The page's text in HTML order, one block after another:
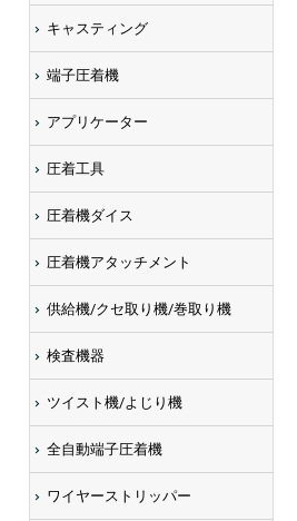
キャスティング
端子圧着機
アプリケーター
圧着工具
圧着機ダイス
圧着機アタッチメント
供給機/クセ取り機/巻取り機
検査機器
ツイスト機/よじり機
全自動端子圧着機
ワイヤーストリッパー